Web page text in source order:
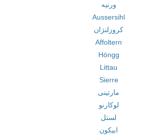
ورنیه
Aussersihl
کروزلنژان
Affoltern
Höngg
Littau
Sierre
مارتینی
لوکارنو
لستل
ابیکون